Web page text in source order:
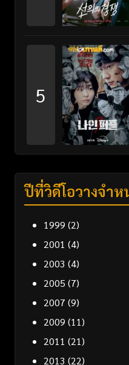
5
ปีที่วิดีโอวางจำห
1999 (2)
2001 (4)
2003 (4)
2005 (7)
2007 (9)
2009 (11)
2011 (21)
2013 (22)